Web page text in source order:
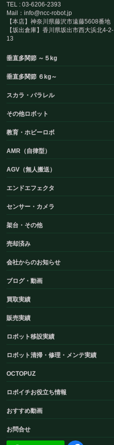
TEL : 03-6206-2393
Mail：info@ncc-robot.jp
【本店】神奈川県藤沢市遠藤5608番地
【坂出倉庫】香川県坂出市西大浜北4-2-
13
垂直多関節 ～５kg
垂直多関節 ６kg～
スカラ・パラレル
その他ロボット
教育・ホビーロボ
AMR（自律型）
AGV（無人搬送）
エンドエフェクタ
センサー・カメラ
架台・その他
売却済み
会社からのお知らせ
ブログ・動画
買取実績
販売実績
ロボット移設実績
ロボット清掃・修理・メンテ実績
OCTOPUZ
ロボイチお役立ち情報
おすすめ動画
お問合せ